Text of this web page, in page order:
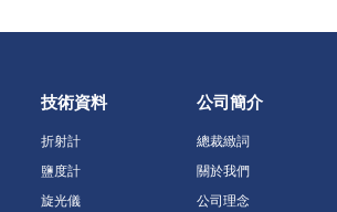
技術資料
折射計
鹽度計
旋光儀
公司簡介
總裁緻詞
關於我們
公司理念